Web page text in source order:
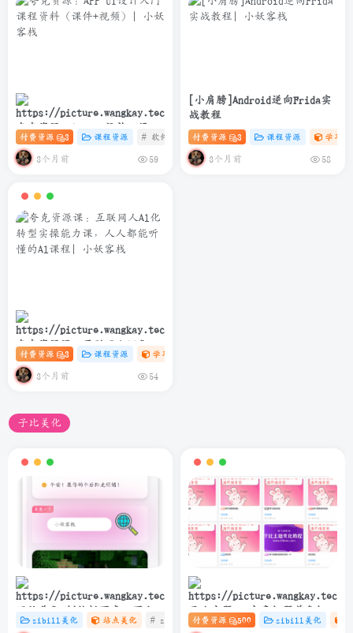
夸克资源：APP UI设计入门课
程资料（课件+视频）
付费资源 3 课程资源 # 软件 # 设计 # UI 课程
3个月前 59
[小肩膀]Android逆向Frida实
战教程
付费资源 3 课程资源 学习资
3个月前 58
夸克资源课：互联网人Al化转
型实操能力课，人人都能听懂
的Al课程
付费资源 3 课程资源 学习资料课
3个月前 54
子比美化
网站美化-侧边栏百度一下小卡
片协助SEO
zibill美化 站点美化 # zibll # C # 设计
子比主题 – 文章标题前角标扫
光样式[优化版]
付费资源 500 zibill美化